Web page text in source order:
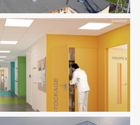
Pilotage D'opération / MOEX